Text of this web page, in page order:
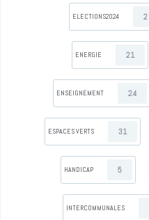
ELECTIONS2024 2
ENERGIE 21
ENSEIGNEMENT 24
ESPACES VERTS 31
HANDICAP 5
INTERCOMMUNALES